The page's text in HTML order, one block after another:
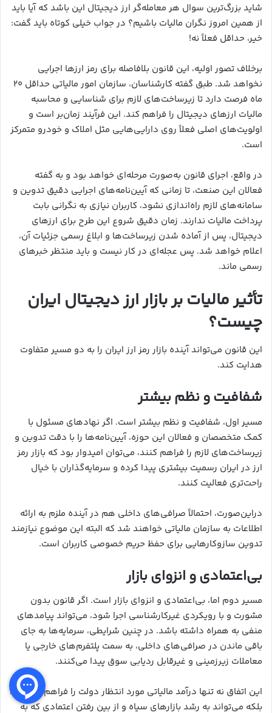
شاید بزرگ‌ترین سوال هر معامله‌گر ارز دیجیتال این باشد که آیا باید
از همین امروز نگران مالیات باشیم؟ در جواب خیلی کوتاه باید گفت:
خیر، حداقل فعلاً نه!
برخلاف تصور اولیه، این قانون بلافاصله برای رمز ارزها اجرایی
نخواهد شد. طبق گفته کارشناسان، سازمان امور مالیاتی حداقل ۲۰
ماه فرصت دارد تا زیرساخت‌های لازم برای شناسایی و محاسبه
مالیات ارزهای دیجیتال را فراهم کند. این فرآیند زمان‌بر است و
اولویت‌های اصلی فعلاً روی دارایی‌هایی مثل املاک و خودرو متمرکز
است.
در واقع، اجرای قانون به‌صورت مرحله‌ای خواهد بود و به گفته
فعالان این صنعت، تا زمانی که آیین‌نامه‌های اجرایی دقیق تدوین و
سامانه‌های لازم راه‌اندازی نشود، کاربران نیازی به نگرانی بابت
پرداخت مالیات ندارند. زمان دقیق شروع این طرح برای ارزهای
دیجیتال، پس از آماده شدن زیرساخت‌ها و ابلاغ رسمی جزئیات آن،
اعلام خواهد شد. پس عجله‌ای در کار نیست و باید منتظر خبرهای
رسمی ماند.
تأثیر مالیات بر بازار ارز دیجیتال ایران
چیست؟
این قانون می‌تواند آینده بازار رمز ارز ایران را به دو مسیر متفاوت
هدایت کند.
شفافیت و نظم بیشتر
مسیر اول، شفافیت و نظم بیشتر است. اگر نهادهای مسئول با
کمک متخصصان و فعالان این حوزه، آیین‌نامه‌ها را با دقت تدوین و
زیرساخت‌های لازم را فراهم کنند، می‌توان امیدوار بود که بازار رمز
ارز در ایران رسمیت بیشتری پیدا کرده و سرمایه‌گذاران با خیال
راحت‌تری فعالیت کنند.
دراین‌صورت، احتمالاً صرافی‌های داخلی هم در آینده ملزم به ارائه
اطلاعات به سازمان مالیاتی خواهند شد که البته این موضوع نیازمند
تدوین سازوکارهایی برای حفظ حریم خصوصی کاربران است.
بی‌اعتمادی و انزوای بازار
مسیر دوم اما، بی‌اعتمادی و انزوای بازار است. اگر قانون بدون
مشورت و با رویکردی غیرکارشناسی اجرا شود، می‌تواند پیامدهای
منفی به همراه داشته باشد. در چنین شرایطی، سرمایه‌ها به جای
باقی ماندن در صرافی‌های داخلی، به سمت پلتفرم‌های خارجی یا
معاملات زیرزمینی و غیرقابل ردیابی سوق پیدا می‌کنند.
این اتفاق نه تنها درآمد مالیاتی مورد انتظار دولت را فراهم نمی‌کند،
بلکه می‌تواند به رشد بازارهای سیاه و از بین رفتن اعتمادی که به